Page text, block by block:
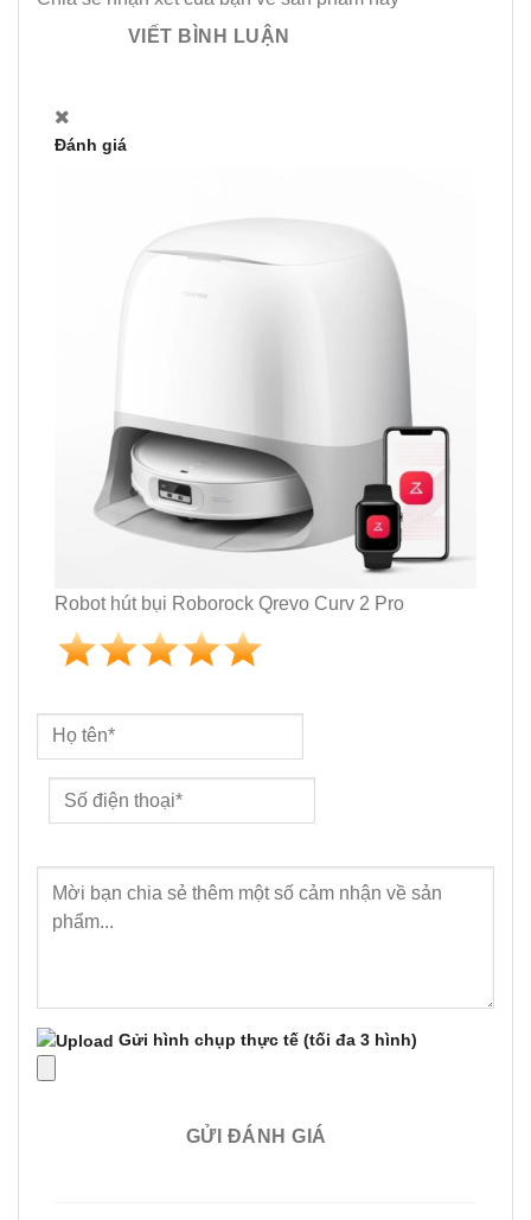
VIẾT BÌNH LUẬN
Đánh giá
Robot hút bụi Roborock Qrevo Curv 2 Pro
Gửi hình chụp thực tế (tối đa 3 hình)
GỬI ĐÁNH GIÁ